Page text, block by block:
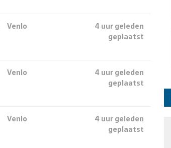
Venlo
4 uur geleden
geplaatst
Venlo
4 uur geleden
geplaatst
Venlo
4 uur geleden
geplaatst